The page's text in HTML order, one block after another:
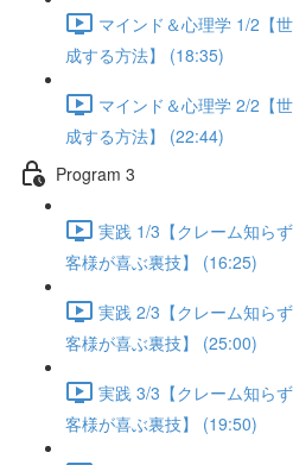
マインド＆心理学 1/2【
成する方法】 (18:35)
マインド＆心理学 2/2【
成する方法】 (22:44)
Program 3
実践 1/3【クレーム知ら
客様が喜ぶ裏技】 (16:25)
実践 2/3【クレーム知ら
客様が喜ぶ裏技】 (25:00)
実践 3/3【クレーム知ら
客様が喜ぶ裏技】 (19:50)